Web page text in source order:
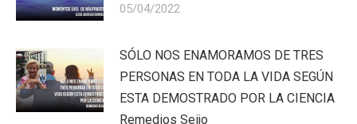
05/04/2022
SÓLO NOS ENAMORAMOS DE TRES
PERSONAS EN TODA LA VIDA SEGÚN
ESTA DEMOSTRADO POR LA CIENCIA
Remedios Seijo